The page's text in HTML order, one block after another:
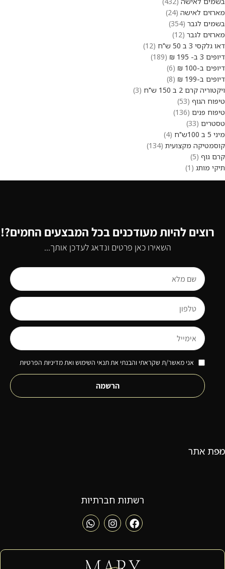
מארזים לאישה 24
בשמים לגבר 354
מארזים לגבר 12
דאו גלקסי 3 ב 50 ש"ח
12
דיופים 3 ב- 195 ₪
189
דיופים ב-100 ₪
6
דיופים ב-199 ₪
8
ויקטוריה קרם 2 ב 150 ש"ח
3
טיפוח הגוף 53
טיפוח פנים 136
טסטרים 33
מיני 5 ב 100ש"ח
4
קוסמטיקה מקצועית 134
קרם גוף 5
תיקי מותג
1
רוצים להיות מעודכנים בכל המבצעים החמים?!
השאירו כאן פרטים ונדאג לעדכן אותך...
אני מאשר/ת שקראתי והבנתי את תנאי השימוש ואת מדיניות הפרטיות
הרשמה
מפת אתר
רשתות חברתיות